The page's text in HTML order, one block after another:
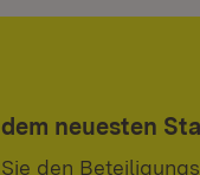
neuesten
den